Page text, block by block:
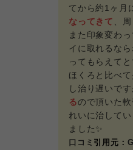
てから約1ヶ月
なってきて
、
また印象変わ
イに取れるな
ってもらえて
ほくろと比べ
し治り遅いで
るので頂いた
れいに治して
ました✨️
口コミ 引用元：